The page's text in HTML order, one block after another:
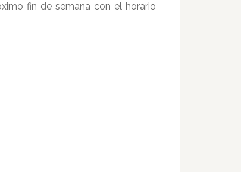
fin de semana con el horario